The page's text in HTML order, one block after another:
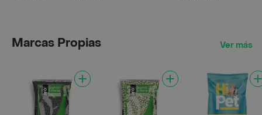
Marcas Propias Ver más